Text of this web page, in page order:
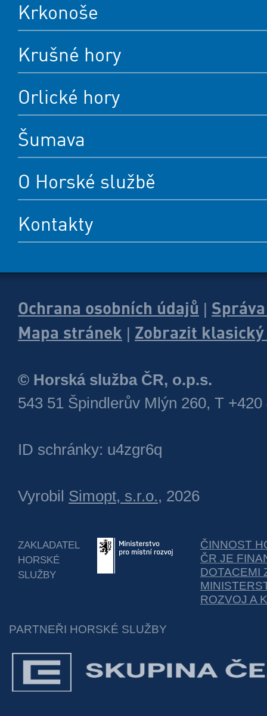
Krkonoše
Krušné hory
Orlické hory
Šumava
O Horské službě
Kontakty
Ochrana osobních údajů
Mapa stránek
Zobrazit
© Horská služba ČR, o.p.s.
543 51 Špindlerův Mlýn 260, T +420
ID schránky: u4zgr6q
Vyrobil Simopt, s.r.o., 2026
ZAKLADATEL
HORSKÉ
SLUŽBY
ČINNOST
ČR JE
DOTACEMI
ROZVOJ A
PARTNEŘI HORSKÉ SLUŽBY